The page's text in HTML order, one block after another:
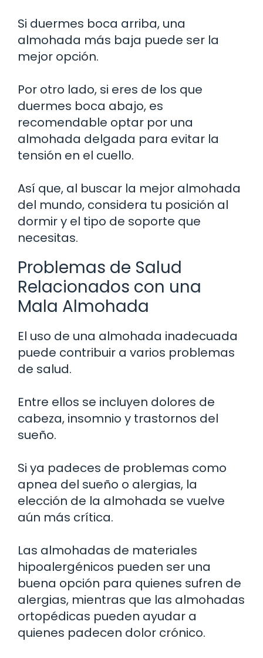
Si duermes boca arriba, una
almohada más baja puede ser la
mejor opción.
Por otro lado, si eres de los que
duermes boca abajo, es
recomendable optar por una
almohada delgada para evitar la
tensión en el cuello.
Así que, al buscar la mejor almohada
del mundo, considera tu posición al
dormir y el tipo de soporte que
necesitas.
Problemas de Salud
Relacionados con una
Mala Almohada
El uso de una almohada inadecuada
puede contribuir a varios problemas
de salud.
Entre ellos se incluyen dolores de
cabeza, insomnio y trastornos del
sueño.
Si ya padeces de problemas como
apnea del sueño o alergias, la
elección de la almohada se vuelve
aún más crítica.
Las almohadas de materiales
hipoalergénicos pueden ser una
buena opción para quienes sufren de
alergias, mientras que las almohadas
ortopédicas pueden ayudar a
quienes padecen dolor crónico.